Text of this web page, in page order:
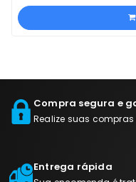
Compra segura e
Realize suas
Entrega rápida